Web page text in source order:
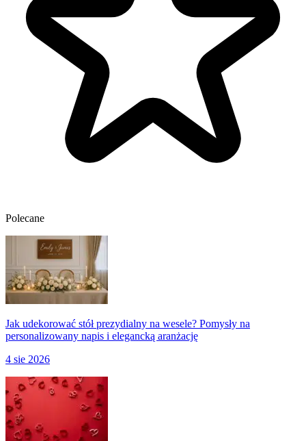
Polecane
Jak udekorować stół prezydialny na wesele? Pomysły na
personalizowany napis i elegancką aranżację
4 sie 2026